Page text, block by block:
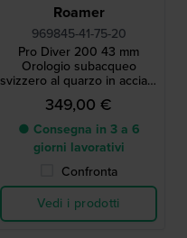
Roamer
969845-41-75-20
Pro Diver 200 43 mm
Orologio subacqueo
svizzero al quarzo in acciaio
inossidabile con lunga
durata della batteria
349,00 €
● Consegna in 3 a 6
giorni lavorativi
Confronta
Vedi i prodotti